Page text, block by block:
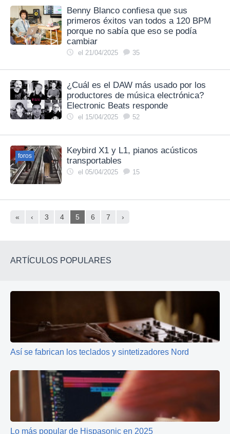
Benny Blanco confiesa que sus
primeros éxitos van todos a 120 BPM
porque no sabía que eso se podía
cambiar
el 21/04/2025 35
¿Cuál es el DAW más usado por los
productores de música electrónica?
Electronic Beats responde
el 15/04/2025 52
foros
Keybird X1 y L1, pianos acústicos
transportables
el 05/04/2025 15
« ‹ 3 4 5 6 7 ›
ARTÍCULOS POPULARES
Así se fabrican los teclados y sintetizadores Nord
Lo más popular de Hispasonic en 2025